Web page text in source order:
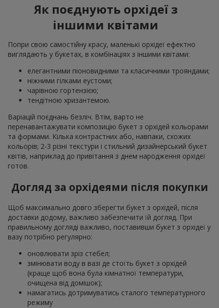
Як поєднують орхідеї з
іншими квітами
Попри свою самостійну красу, маленькі орхідеї ефектно
виглядають у букетах, в комбінаціях з іншими квітами:
елегантними піоновидними та класичними трояндами;
ніжними гілками еустоми;
чарівною гортензією;
тендітною хризантемою.
Варіацій поєднань безліч. Втім, варто не
перенавантажувати композицію букет з орхідей кольорами
та формами. Кілька контрастних або, навпаки, схожих
кольорів; 2-3 різні текстури і стильний дизайнерський букет
квітів, наприклад до привітання з днем народження орхідеї
готов.
Догляд за орхідеями після покупки
Щоб максимально довго зберегти букет з орхідей, після
доставки додому, важливо забезпечити їй догляд. При
правильному догляді важливо, поставивши букет з орхідеї у
вазу потрібно регулярно:
оновлювати зріз стебел;
змінювати воду в вазі де стоїть букет з орхідей
(краще щоб вона була кімнатної температури,
очищена від домішок);
намагатись дотримуватись сталого температурного
режиму